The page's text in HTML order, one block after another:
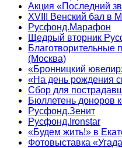
Акция «Последний
XVIII Венский бал в
Русфонд.Марафон
Щедрый вторник
(Москва)
«Бронницкий
«На день рождения
Сбор для
Бюллетень доноров
Русфонд.Зенит
Русфонд.Ironstar
«Будем жить!» в
Фотовыставка